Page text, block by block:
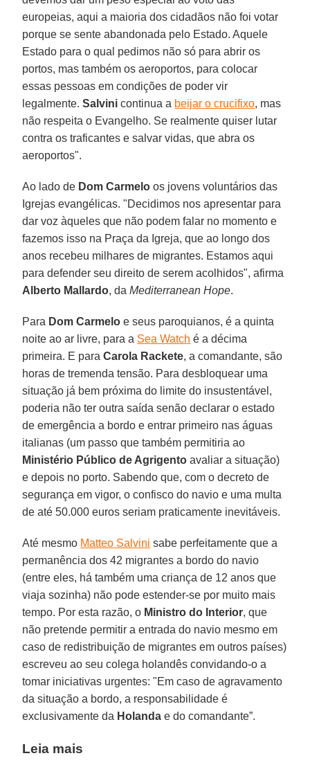
europeias, aqui a maioria dos cidadãos não foi votar
porque se sente abandonada pelo Estado. Aquele
Estado para o qual pedimos não só para abrir os
portos, mas também os aeroportos, para colocar
essas pessoas em condições de poder vir
legalmente.Salvini continua a beijar o crucifixo, mas
não respeita o Evangelho. Se realmente quiser lutar
contra os traficantes e salvar vidas, que abra os
aeroportos".
Ao lado de Dom Carmelo os jovens voluntários das
Igrejas evangélicas. "Decidimos nos apresentar para
dar voz àqueles que não podem falar no momento e
fazemos isso na Praça da Igreja, que ao longo dos
anos recebeu milhares de migrantes. Estamos aqui
para defender seu direito de serem acolhidos", afirma
Alberto Mallardo, daMediterranean Hope.
Para Dom Carmelo e seus paroquianos, é a quinta
noite ao ar livre, para a Sea Watch é a décima
primeira. E paraCarola Rackete, a comandante, são
horas de tremenda tensão. Para desbloquear uma
situação já bem próxima do limite do insustentável,
poderia não ter outra saída senão declarar o estado
de emergência a bordo e entrar primeiro nas águas
italianas (um passo que também permitiria ao
Ministério Público de Agrigento avaliar a situação)
e depois no porto. Sabendo que, com o decreto de
segurança em vigor, o confisco do navio e uma multa
de até 50.000 euros seriam praticamente inevitáveis.
Até mesmo Matteo Salvini sabe perfeitamente que a
permanência dos 42 migrantes a bordo do navio
(entre eles, há também uma criança de 12 anos que
viaja sozinha) não pode estender-se por muito mais
tempo. Por esta razão, o Ministro do Interior, que
não pretende permitir a entrada do navio mesmo em
caso de redistribuição de migrantes em outros países)
escreveu ao seu colega holandês convidando-o a
tomar iniciativas urgentes: "Em caso de agravamento
da situação a bordo, a responsabilidade é
exclusivamente da Holanda e do comandante”.
Leia mais